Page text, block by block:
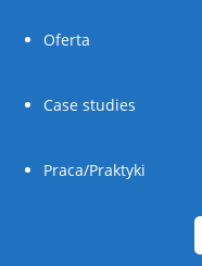
Oferta
Case studies
Praca/Praktyki